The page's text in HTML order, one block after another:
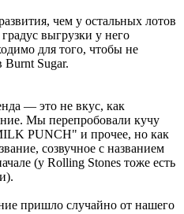
чем у остальных лотов
выгрузки у него
для того, чтобы не
Burnt Sugar.
— это не вкус, как
Мы перепробовали кучу
PUNCH" и прочее, но как
созвучное с названием
(у Rolling Stones тоже есть
пришло случайно от нашего